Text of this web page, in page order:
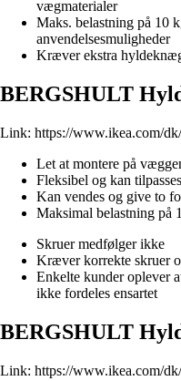
vægmaterialer
Maks. belastning på 10
anvendelsesmuligheder
Kræver ekstra
BERGSHULT
Link: https://www.ikea.com/
Let at montere på
Fleksibel og kan
Kan vendes og give to
Maksimal belastning på
Skruer medfølger ikke
Kræver korrekte skruer
Enkelte kunder oplever
ikke fordeles ensartet
BERGSHULT
Link: https://www.ikea.com/